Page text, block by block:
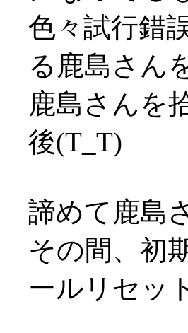
色々試行錯
る鹿島さん
鹿島さんを
後(T_T)
諦めて鹿島
その間、初
ールリセッ